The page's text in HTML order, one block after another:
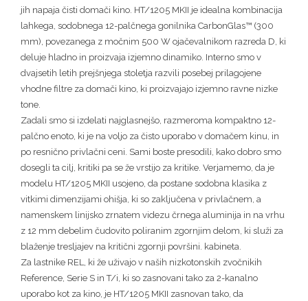
jih napaja čisti domači kino. HT/1205 MKII je idealna kombinacija
lahkega, sodobnega 12-palčnega gonilnika CarbonGlas™ (300
mm), povezanega z močnim 500 W ojačevalnikom razreda D, ki
deluje hladno in proizvaja izjemno dinamiko. Interno smo v
dvajsetih letih prejšnjega stoletja razvili posebej prilagojene
vhodne filtre za domači kino, ki proizvajajo izjemno ravne nizke
tone.
Zadali smo si izdelati najglasnejšo, razmeroma kompaktno 12-
palčno enoto, ki je na voljo za čisto uporabo v domačem kinu, in
po resnično privlačni ceni. Sami boste presodili, kako dobro smo
dosegli ta cilj, kritiki pa se že vrstijo za kritike. Verjamemo, da je
modelu HT/1205 MKII usojeno, da postane sodobna klasika z
vitkimi dimenzijami ohišja, ki so zaključena v privlačnem, a
namenskem linijsko zrnatem videzu črnega aluminija in na vrhu
z 12 mm debelim čudovito poliranim zgornjim delom, ki služi za
blaženje tresljajev na kritični zgornji površini. kabineta.
Za lastnike REL, ki že uživajo v naših nizkotonskih zvočnikih
Reference, Serie S in T/i, ki so zasnovani tako za 2-kanalno
uporabo kot za kino, je HT/1205 MKII zasnovan tako, da